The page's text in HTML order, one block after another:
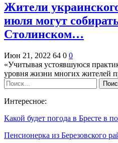
Жители
июля могут
Столинском…
Июн 21, 2022 64 0 0
«Учитывая устоявшуюся
уровня жизни многих жителей
Интересное:
Какой будет погода в Бресте в
Пенсионерка из Березовского